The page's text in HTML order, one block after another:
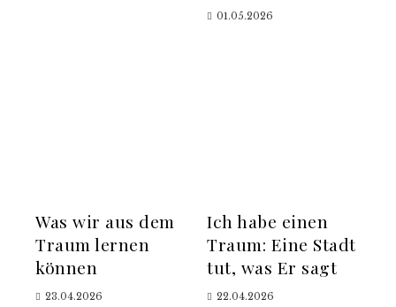
01.05.2026
Was wir aus dem
Traum lernen
können
23.04.2026
Ich habe einen
Traum: Eine Stadt
tut, was Er sagt
22.04.2026